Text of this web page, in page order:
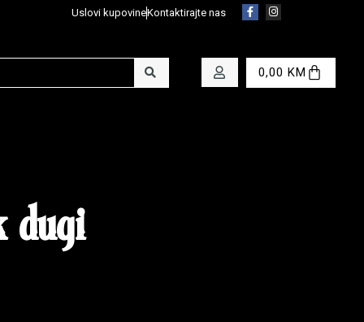
Uslovi kupovineKontaktirajte nas
0,00 KM
dugi